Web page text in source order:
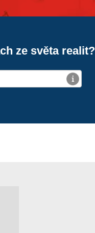
ze světa realit?